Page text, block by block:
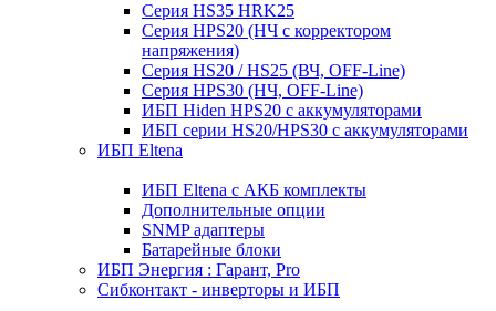
Серия HS35 HRK25
Серия HPS20 (НЧ с корректором
напряжения)
Серия HS20 / HS25 (ВЧ, OFF-Line)
Серия HPS30 (НЧ, OFF-Line)
ИБП Hiden HPS20 с аккумуляторами
ИБП серии HS20/HPS30 с аккумуляторами
ИБП Eltena
ИБП Eltena с АКБ комплекты
Дополнительные опции
SNMP адаптеры
Батарейные блоки
ИБП Энергия : Гарант, Pro
Сибконтакт - инверторы и ИБП